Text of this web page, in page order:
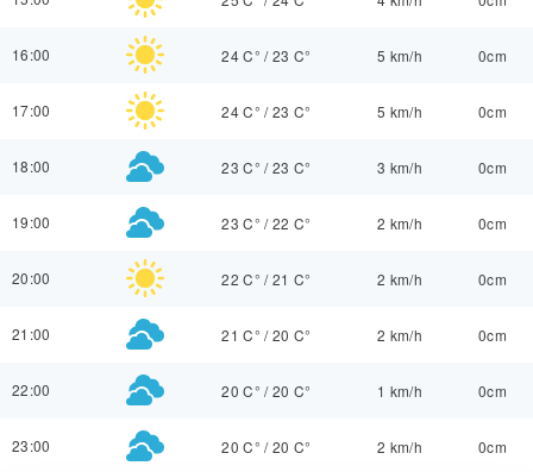
16:00 24 C° /23 C° 5 km/h 0cm
17:00 24 C° /23 C° 5 km/h 0cm
18:00 23 C° /23 C° 3 km/h 0cm
19:00 23 C° /22 C° 2 km/h 0cm
20:00 22 C° /21 C° 2 km/h 0cm
21:00 21 C° /20 C° 2 km/h 0cm
22:00 20 C° /20 C° 1 km/h 0cm
23:00 20 C° /20 C° 2 km/h 0cm